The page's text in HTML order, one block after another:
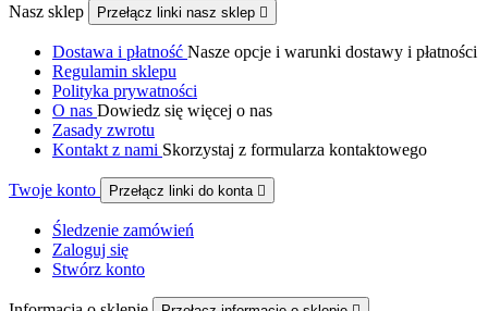
Nasz sklep Przełącz linki nasz sklep 
Dostawa i płatność Nasze opcje i warunki dostawy i płatności
Regulamin sklepu
Polityka prywatności
O nas Dowiedz się więcej o nas
Zasady zwrotu
Kontakt z nami Skorzystaj z formularza kontaktowego
Twoje konto Przełącz linki do konta 
Śledzenie zamówień
Zaloguj się
Stwórz konto